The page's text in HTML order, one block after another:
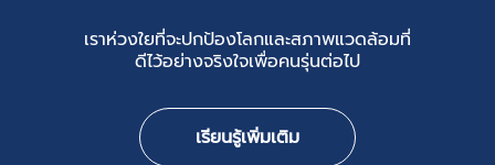
เราห่วงใยที่จะปกป้องโลกและสภาพแวดล้อมที่
ดีไว้อย่างจริงใจเพื่อคนรุ่นต่อไป
เรียนรู้เพิ่มเติม